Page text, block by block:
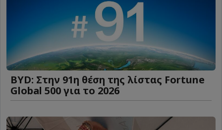
BYD: Στην 91η θέση της λίστας Fortune
Global 500 για το 2026